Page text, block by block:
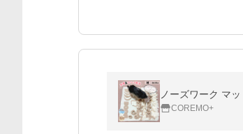
ノーズワーク マ
COREMO+